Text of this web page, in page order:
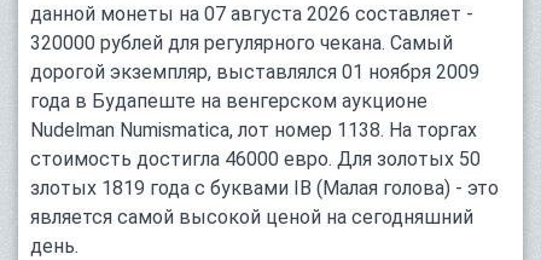
данной монеты на 07 августа 2026 составляет -
320000 рублей для регулярного чекана. Самый
дорогой экземпляр, выставлялся 01 ноября 2009
года в Будапеште на венгерском аукционе
Nudelman Numismatica, лот номер 1138. На торгах
стоимость достигла 46000 евро. Для золотых 50
злотых 1819 года с буквами IB (Малая голова) - это
является самой высокой ценой на сегодняшний
день.